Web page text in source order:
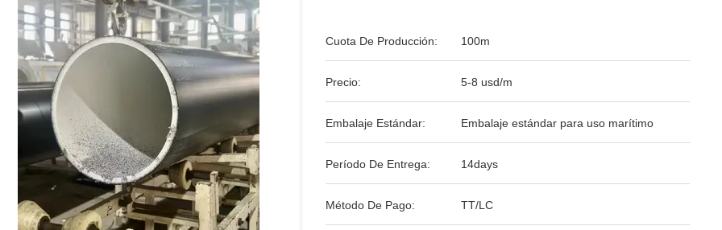
Cuota De Producción: 100m
Precio: 5-8 usd/m
Embalaje Estándar: Embalaje estándar para uso marítimo
Período De Entrega: 14days
Método De Pago: TT/LC